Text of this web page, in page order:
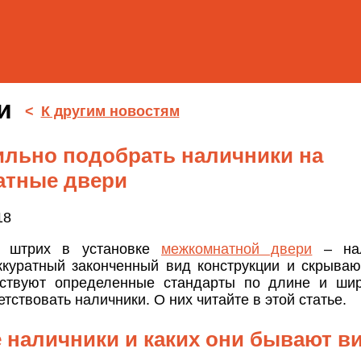
< К другим новостям
подобрать наличники на
двери
штрих в установке межкомнатной двери –
законченный вид конструкции и
определенные стандарты по длине и
наличники. О них читайте в этой статье.
наличники и каких они бывают